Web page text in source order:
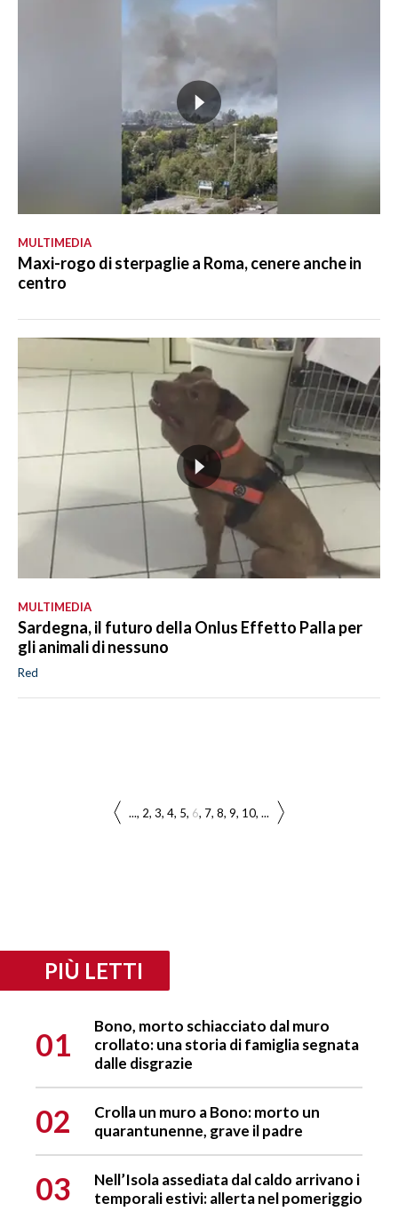
MULTIMEDIA
Maxi-rogo di sterpaglie a Roma, cenere anche in
centro
MULTIMEDIA
Sardegna, il futuro della Onlus Effetto Palla per
gli animali di nessuno
Red
... 2 3 4 5 6 7 8 9 10 ...
PIÙ LETTI
01
Bono, morto schiacciato dal muro
crollato: una storia di famiglia segnata
dalle disgrazie
02
Crolla un muro a Bono: morto un
quarantunenne, grave il padre
03
Nell’Isola assediata dal caldo arrivano i
temporali estivi: allerta nel pomeriggio